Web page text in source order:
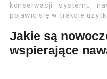
konserwacji systemu
pojawić się w trakcie
Jakie są
wspierające